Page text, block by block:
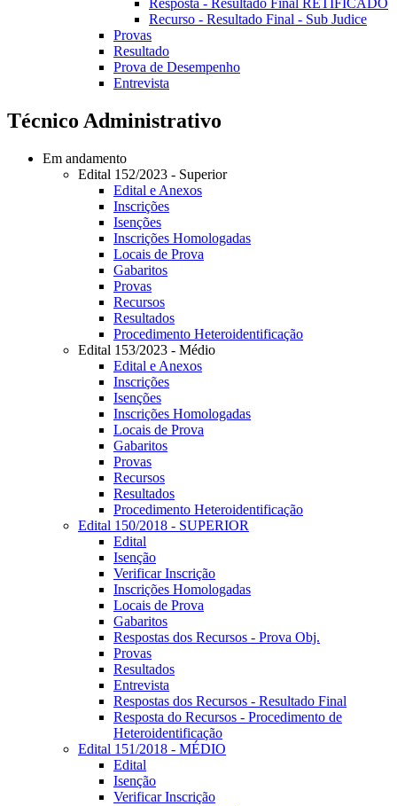
Resposta - Resultado Final RETIFICADO
Recurso - Resultado Final - Sub Judice
Provas
Resultado
Prova de Desempenho
Entrevista
Técnico Administrativo
Em andamento
Edital 152/2023 - Superior
Edital e Anexos
Inscrições
Isenções
Inscrições Homologadas
Locais de Prova
Gabaritos
Provas
Recursos
Resultados
Procedimento Heteroidentificação
Edital 153/2023 - Médio
Edital e Anexos
Inscrições
Isenções
Inscrições Homologadas
Locais de Prova
Gabaritos
Provas
Recursos
Resultados
Procedimento Heteroidentificação
Edital 150/2018 - SUPERIOR
Edital
Isenção
Verificar Inscrição
Inscrições Homologadas
Locais de Prova
Gabaritos
Respostas dos Recursos - Prova Obj.
Provas
Resultados
Entrevista
Respostas dos Recursos - Resultado Final
Resposta do Recursos - Procedimento de
Heteroidentificação
Edital 151/2018 - MÉDIO
Edital
Isenção
Verificar Inscrição